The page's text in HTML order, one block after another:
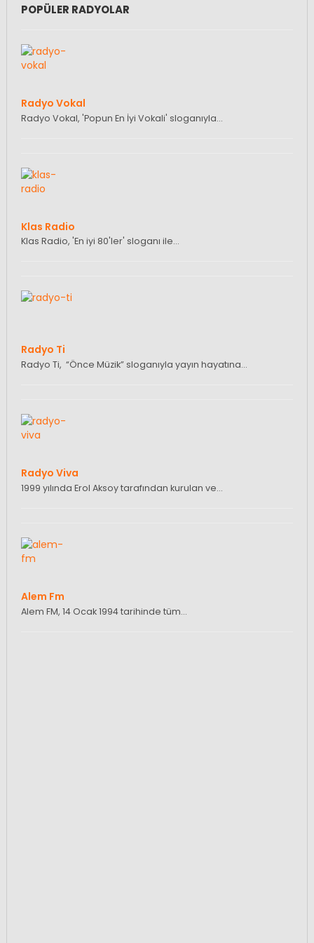
POPÜLER RADYOLAR
Radyo Vokal
Radyo Vokal, 'Popun En İyi Vokali' sloganıyla…
Klas Radio
Klas Radio, 'En iyi 80'ler' sloganı ile…
Radyo Ti
Radyo Ti, “Önce Müzik” sloganıyla yayın hayatına…
Radyo Viva
1999 yılında Erol Aksoy tarafından kurulan ve…
Alem Fm
Alem FM, 14 Ocak 1994 tarihinde tüm…